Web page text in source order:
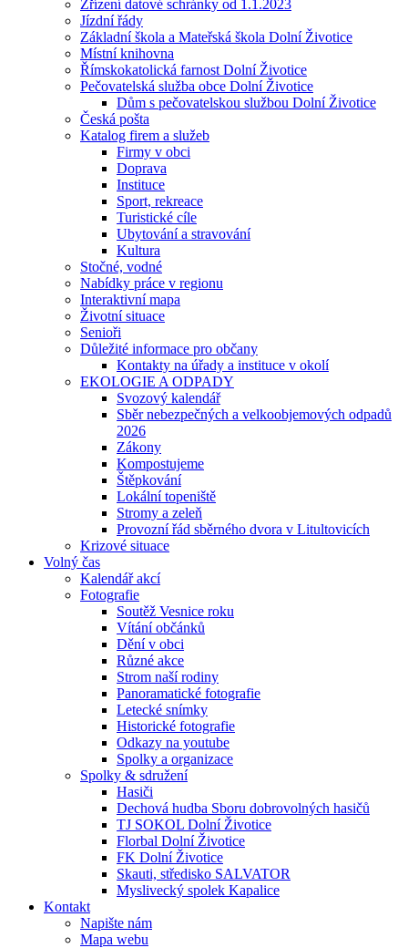
Zřízení datové schránky od 1.1.2023
Jízdní řády
Základní škola a Mateřská škola Dolní Životice
Místní knihovna
Římskokatolická farnost Dolní Životice
Pečovatelská služba obce Dolní Životice
Dům s pečovatelskou službou Dolní Životice
Česká pošta
Katalog firem a služeb
Firmy v obci
Doprava
Instituce
Sport, rekreace
Turistické cíle
Ubytování a stravování
Kultura
Stočné, vodné
Nabídky práce v regionu
Interaktivní mapa
Životní situace
Senioři
Důležité informace pro občany
Kontakty na úřady a instituce v okolí
EKOLOGIE A ODPADY
Svozový kalendář
Sběr nebezpečných a velkoobjemových odpadů
2026
Zákony
Kompostujeme
Štěpkování
Lokální topeniště
Stromy a zeleň
Provozní řád sběrného dvora v Litultovicích
Krizové situace
Volný čas
Kalendář akcí
Fotografie
Soutěž Vesnice roku
Vítání občánků
Dění v obci
Různé akce
Strom naší rodiny
Panoramatické fotografie
Letecké snímky
Historické fotografie
Odkazy na youtube
Spolky a organizace
Spolky & sdružení
Hasiči
Dechová hudba Sboru dobrovolných hasičů
TJ SOKOL Dolní Životice
Florbal Dolní Životice
FK Dolní Životice
Skauti, středisko SALVATOR
Myslivecký spolek Kapalice
Kontakt
Napište nám
Mapa webu